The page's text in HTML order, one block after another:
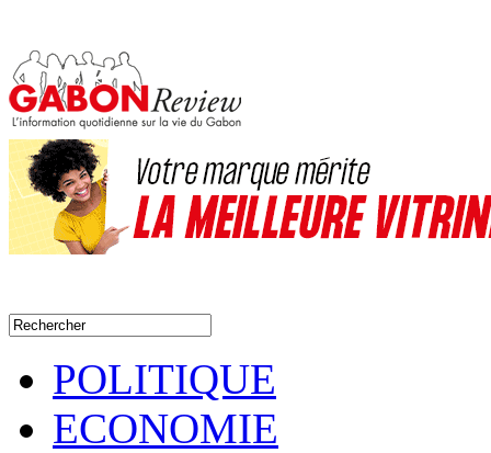
POLITIQUE
ECONOMIE